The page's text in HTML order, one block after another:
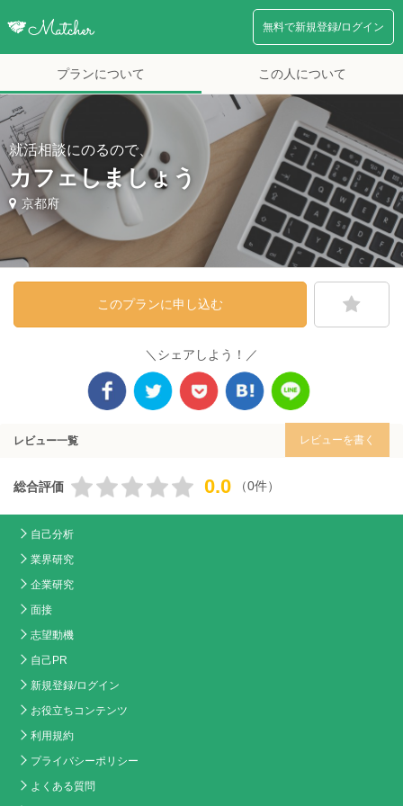
無料で新規登録/ログイン
プランについて この人について
就活相談にのるので、
カフェしましょう
京都府
このプランに申し込む
＼シェアしよう！／
レビュー一覧 レビューを書く
総合評価 0.0 （0件）
自己分析
業界研究
企業研究
面接
志望動機
自己PR
新規登録/ログイン
お役立ちコンテンツ
利用規約
プライバシーポリシー
よくある質問